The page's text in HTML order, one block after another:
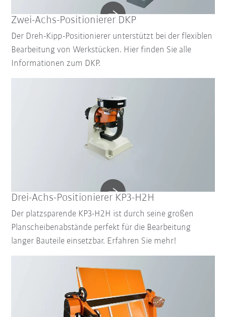
Zwei-Achs-Positionierer DKP
Der Dreh-Kipp-Positionierer unterstützt bei der flexiblen
Bearbeitung von Werkstücken. Hier finden Sie alle
Informationen zum DKP.
Drei-Achs-Positionierer KP3-H2H
Der platzsparende KP3-H2H ist durch seine großen
Planscheibenabstände perfekt für die Bearbeitung
langer Bauteile einsetzbar. Erfahren Sie mehr!